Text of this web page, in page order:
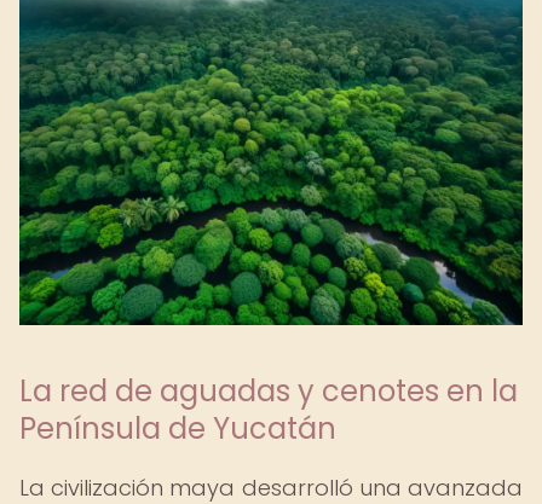
La red de aguadas y cenotes en la
Península de Yucatán
La civilización maya desarrolló una avanzada